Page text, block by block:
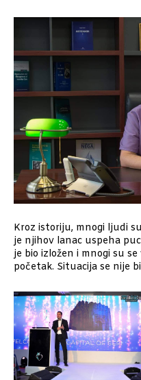
Kroz istoriju, mnogi ljudi
je njihov lanac uspeha
je bio izložen i mnogi su
početak. Situacija se nije